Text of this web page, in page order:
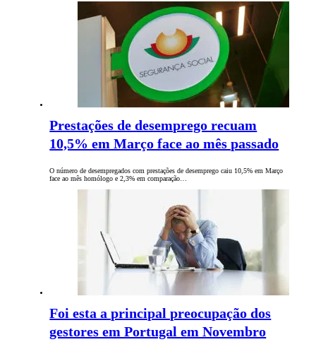
Prestações de desemprego recuam
10,5% em Março face ao mês passado
O número de desempregados com prestações de desemprego caiu 10,5% em Março
face ao mês homólogo e 2,3% em comparação…
Foi esta a principal preocupação dos
gestores em Portugal em Novembro